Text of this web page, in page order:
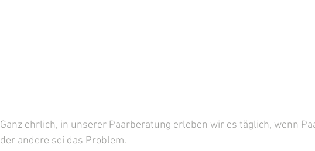
Ganz ehrlich, in unserer Paarberatung erleben wir es täglich, wenn
der andere sei das Problem.